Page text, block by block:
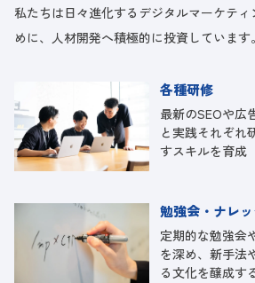
私たちは日々進化するデジタルマーケテ
めに、人材開発へ積極的に投資しています。
各種研修
最新のSEOや広
と実践それぞれ
すスキルを育成
勉強会・ナレ
定期的な勉強会
を深め、新手法
る文化を醸成す